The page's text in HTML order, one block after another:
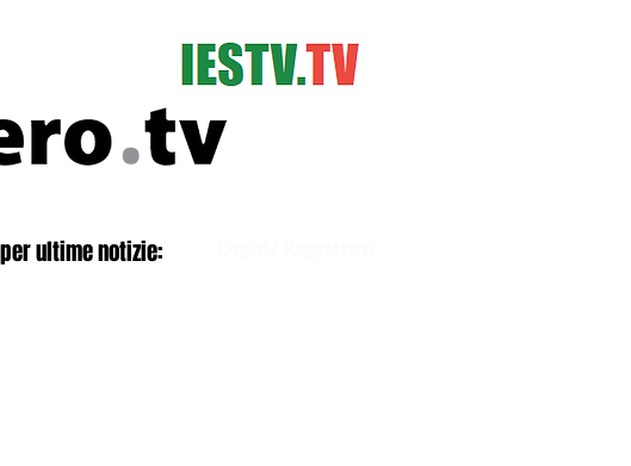
per ultime notizie: